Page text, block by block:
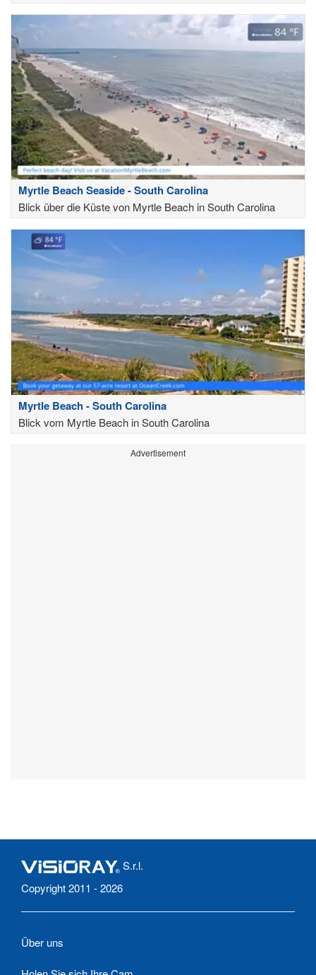
Myrtle Beach Seaside - South Carolina
Blick über die Küste von Myrtle Beach in South Carolina
Myrtle Beach - South Carolina
Blick vom Myrtle Beach in South Carolina
Advertisement
S.r.l.
Copyright 2011 - 2026
Über uns